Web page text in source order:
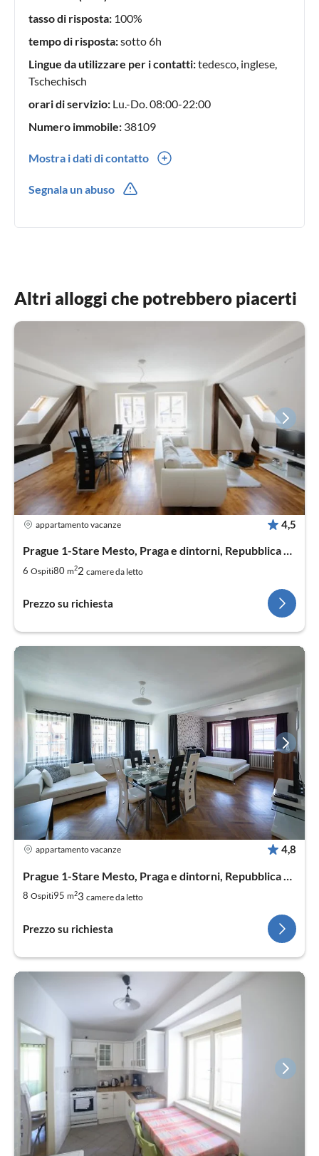
tasso di risposta: 100%
tempo di risposta:sotto 6h
Lingue da utilizzare per i contatti:tedesco, inglese,
Tschechisch
orari di servizio: Lu.-Do. 08:00-22:00
Numero immobile: 38109
Mostra i dati di contatto
Segnala un abuso
Altri alloggi che potrebbero piacerti
appartamento vacanze 4,5
Prague 1-Stare Mesto, Praga e dintorni, Repubblica Ceca
6 Ospiti80 m22 camere da letto
Prezzo su richiesta
appartamento vacanze 4,8
8 Ospiti95 m23 camere da letto
Prezzo su richiesta